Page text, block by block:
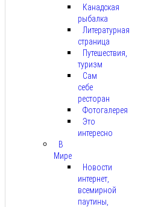
Канадская
рыбалка
Литературная
страница
Путешествия,
туризм
Сам
себе
ресторан
Фотогалерея
Это
интересно
В
Мире
Новости
интернет,
всемирной
паутины,